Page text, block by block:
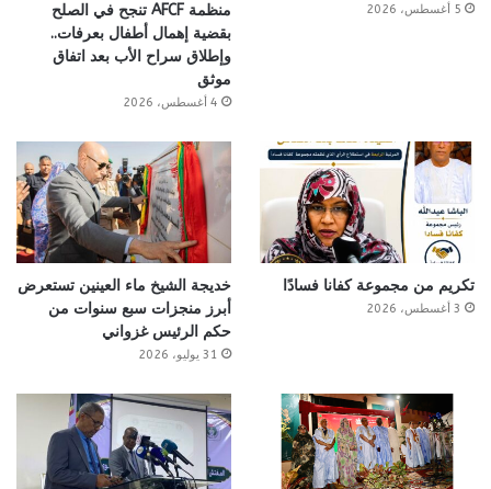
5 أغسطس، 2026
منظمة AFCF تنجح في الصلح
بقضية إهمال أطفال بعرفات..
وإطلاق سراح الأب بعد اتفاق
موثق
4 أغسطس، 2026
تكريم من مجموعة كفانا فسادًا
3 أغسطس، 2026
خديجة الشيخ ماء العينين تستعرض
أبرز منجزات سبع سنوات من
حكم الرئيس غزواني
31 يوليو، 2026